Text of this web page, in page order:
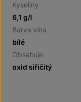
Kyseliny
6,1 g/l
Barva vína
bílé
Obsahuje
oxid siřičitý